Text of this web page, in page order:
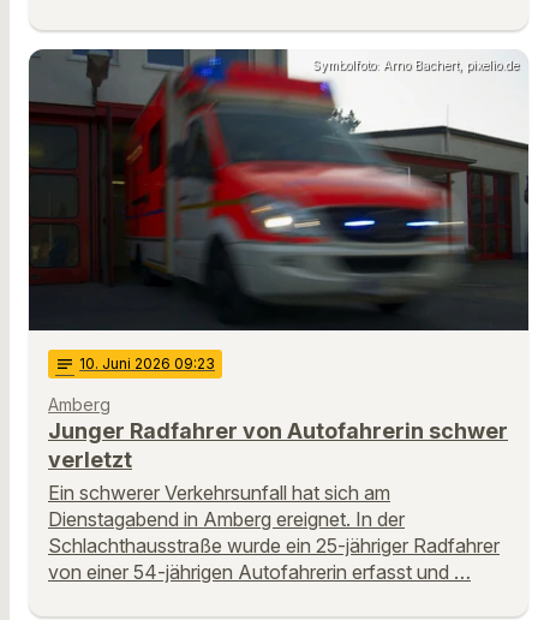
Symbolfoto: Arno Bachert, pixelio.de
notes 10. Juni 2026 09:23
Amberg
Junger Radfahrer von Autofahrerin schwer
verletzt
Ein schwerer Verkehrsunfall hat sich am
Dienstagabend in Amberg ereignet. In der
Schlachthausstraße wurde ein 25-jähriger Radfahrer
von einer 54-jährigen Autofahrerin erfasst und …